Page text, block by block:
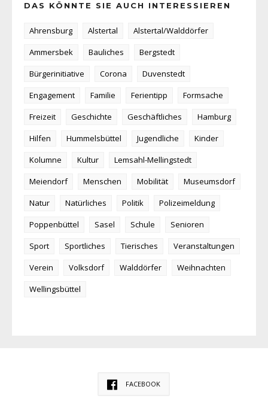
DAS KÖNNTE SIE AUCH INTERESSIEREN
Ahrensburg Alstertal
Alstertal/Walddörfer
Ammersbek
Bauliches
Bergstedt
Bürgerinitiative
Corona
Duvenstedt
Engagement
Familie Ferientipp
Formsache
Freizeit
Geschichte Geschäftliches
Hamburg
Hilfen
Hummelsbüttel Jugendliche
Kinder
Kolumne
Kultur
Lemsahl-Mellingstedt
Meiendorf
Menschen Mobilität
Museumsdorf
Natur
Natürliches Politik
Polizeimeldung
Poppenbüttel
Sasel Schule
Senioren
Sport
Sportliches Tierisches
Veranstaltungen
Verein
Volksdorf Walddörfer
Weihnachten
Wellingsbüttel
FACEBOOK